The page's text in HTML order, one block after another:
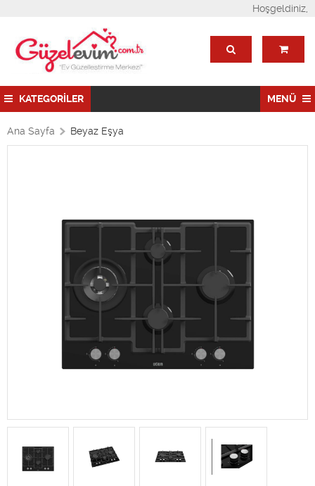
Hoşgeldiniz,
KATEGORİLER MENÜ
Ana Sayfa Beyaz Eşya